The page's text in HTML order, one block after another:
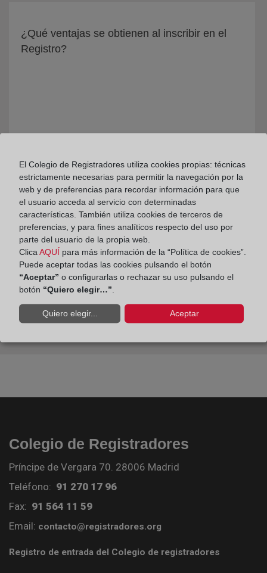
¿Qué ventajas se obtienen al inscribir en el
Registro?
¿Qué es el Registro Público Concursal?
Colegio de Registradores
Príncipe de Vergara 70. 28006 Madrid
Teléfono: 91 270 17 96
Fax: 91 564 11 59
Email: contacto@registradores.org
Registro de entrada del Colegio de registradores
El Colegio de Registradores utiliza cookies propias: técnicas
estrictamente necesarias para permitir la navegación por la
web y de preferencias para recordar información para que
el usuario acceda al servicio con determinadas
características. También utiliza cookies de terceros de
preferencias, y para fines analíticos respecto del uso por
parte del usuario de la propia web.
Clica AQUÍ para más información de la “Política de cookies”.
Puede aceptar todas las cookies pulsando el botón
“Aceptar” o configurarlas o rechazar su uso pulsando el
botón “Quiero elegir…”
Quiero elegir... Aceptar